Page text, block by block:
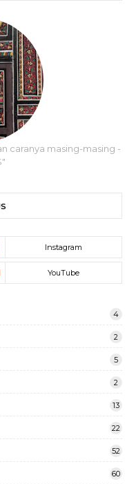
caranya masing-masing -
4
2
5
2
13
22
52
60